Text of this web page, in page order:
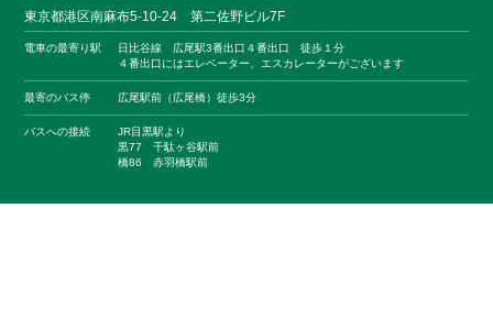
東京都港区南麻布5-10-24 第二佐野ビル7F
電車の最寄り駅
日比谷線 広尾駅3番出口４番出口 徒歩１分
４番出口にはエレベーター、エスカレーターがございます
最寄のバス停 広尾駅前（広尾橋）徒歩3分
バスへの接続
JR目黒駅より
黒77 千駄ヶ谷駅前
橋86 赤羽橋駅前